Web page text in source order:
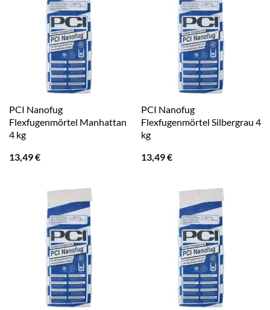
PCI Nanofug
Flexfugenmörtel Manhattan
4 kg
13,49€
PCI Nanofug
Flexfugenmörtel Silbergrau 4
kg
13,49€